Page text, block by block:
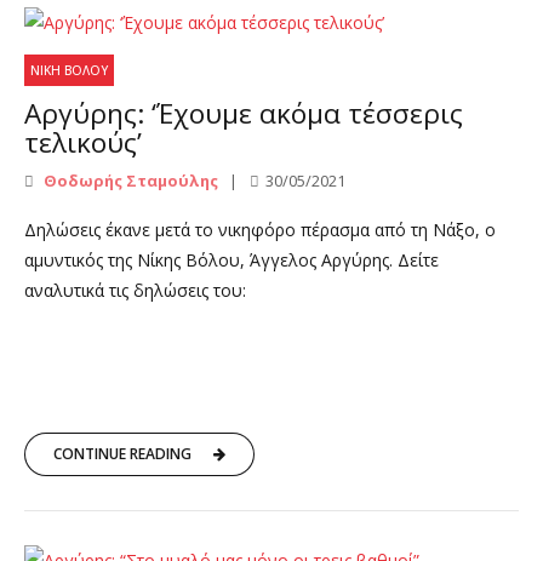
ΝΊΚΗ ΒΌΛΟΥ
Αργύρης: ‘Έχουμε ακόμα τέσσερις
τελικούς’
Θοδωρής Σταμούλης 30/05/2021
Δηλώσεις έκανε μετά το νικηφόρο πέρασμα από τη Νάξο, ο
αμυντικός της Νίκης Βόλου, Άγγελος Αργύρης. Δείτε
αναλυτικά τις δηλώσεις του:
CONTINUE READING